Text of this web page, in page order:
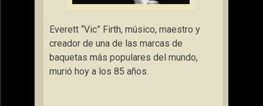
Everett “Vic” Firth, músico, maestro y
creador de una de las marcas de
baquetas más populares del mundo,
murió hoy a los 85 años.